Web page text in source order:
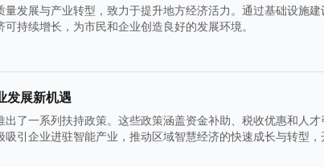
发展与产业转型，致力于提升地方经济活力。通过基础设施
持续增长，为市民和企业创造良好的发展环境。
发展新机遇
了一系列扶持政策。这些政策涵盖资金补助、税收优惠和人
引企业进驻智能产业，推动区域智慧经济的快速成长与转型，